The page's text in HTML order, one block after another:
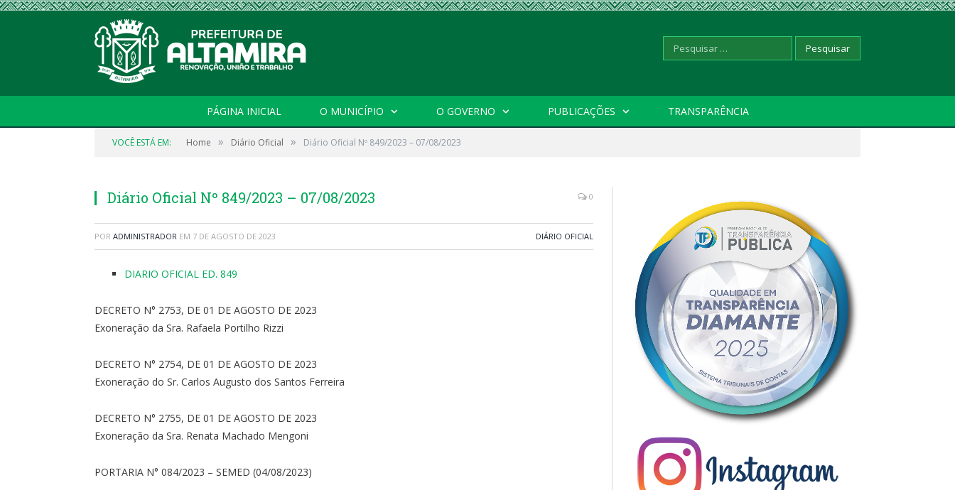
Pesquisar
PÁGINA INICIAL O MUNICÍPIO O GOVERNO PUBLICAÇÕES TRANSPARÊNCIA
VOCÊ ESTÁ EM: Home » Diário Oficial » Diário Oficial Nº 849/2023 – 07/08/2023
Diário Oficial Nº 849/2023 – 07/08/2023 0
POR ADMINISTRADOR EM 7 DE AGOSTO DE 2023 DIÁRIO OFICIAL
DIARIO OFICIAL ED. 849
DECRETO N° 2753, DE 01 DE AGOSTO DE 2023
Exoneração da Sra. Rafaela Portilho Rizzi
DECRETO N° 2754, DE 01 DE AGOSTO DE 2023
Exoneração do Sr. Carlos Augusto dos Santos Ferreira
DECRETO N° 2755, DE 01 DE AGOSTO DE 2023
Exoneração da Sra. Renata Machado Mengoni
PORTARIA N° 084/2023 – SEMED (04/08/2023)